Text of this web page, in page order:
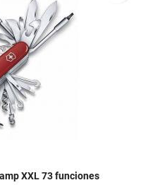
XXL 73 funciones